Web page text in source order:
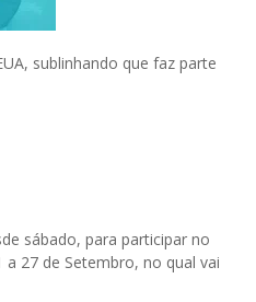
sublinhando que faz parte
sábado, para participar no
a 27 de Setembro, no qual vai